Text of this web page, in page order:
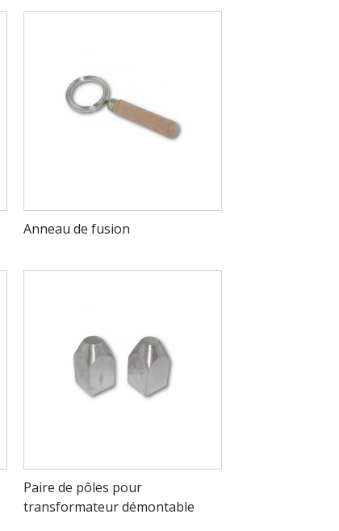
Anneau de fusion
Paire de pôles pour
transformateur démontable